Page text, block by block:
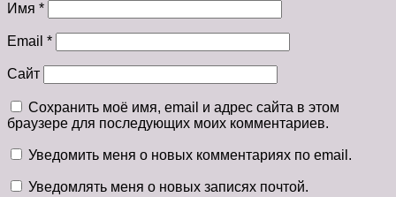
Имя *
Email *
Сайт
Сохранить моё имя, email и адрес сайта в этом
браузере для последующих моих комментариев.
Уведомить меня о новых комментариях по email.
Уведомлять меня о новых записях почтой.